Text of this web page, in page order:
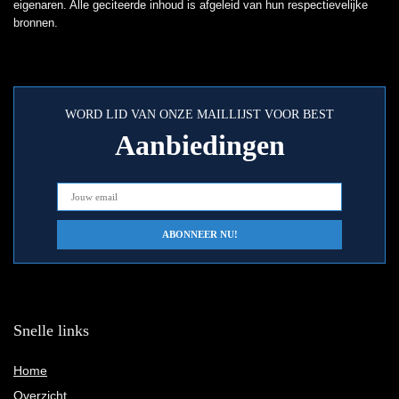
eigenaren. Alle geciteerde inhoud is afgeleid van hun respectievelijke
bronnen.
WORD LID VAN ONZE MAILLIJST VOOR BEST
Aanbiedingen
Snelle links
Home
Overzicht